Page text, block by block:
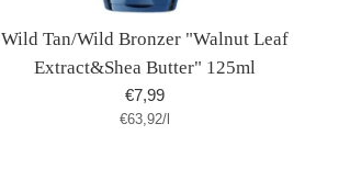
Wild Tan/Wild Bronzer "Walnut Leaf
Extract&Shea Butter" 125ml
Normaler
Preis
€7,99
Stückpreis
€63,92/pro
l